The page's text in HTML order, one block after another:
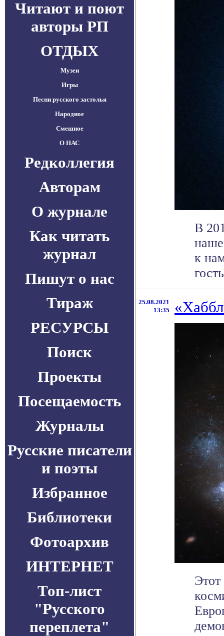
Читают и поют
авторы РП
ОТДЫХ
Музеи
Игры
Песни русского застолья
Народное
Смешное
О НАС
Редколлегия
Авторам
О журнале
Как читать
журнал
Пишут о нас
Тираж
РЕСУРСЫ
Поиск
Проекты
Посещаемость
Журналы
Русские писатели
и поэты
Избранное
Библиотеки
Фотоархив
ИНТЕРНЕТ
Топ-лист
"Русского
переплета"
В
к
25.08.2021
13:35